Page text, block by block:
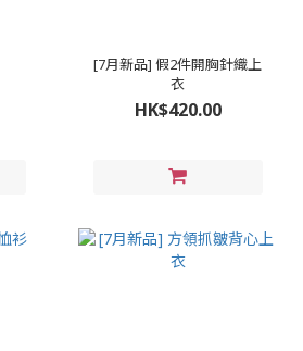
[7月新品] 假2件開胸針織上
衣
HK$420.00